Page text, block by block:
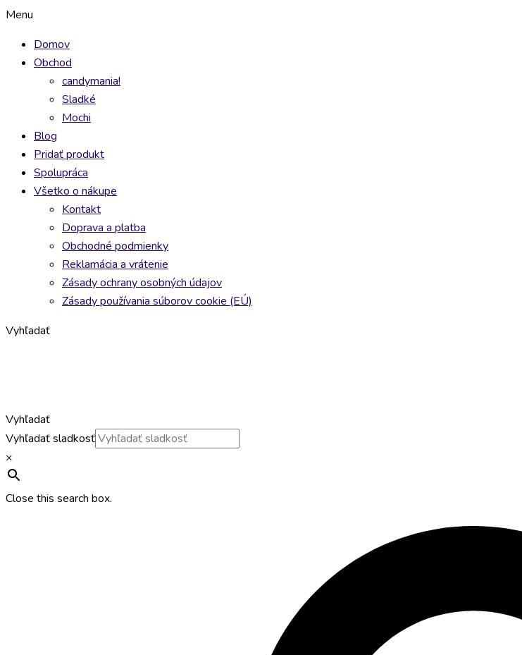
Preskočiť
obsah
Menu
Domov
Obchod
candymania!
Sladké
Mochi
Blog
Pridať produkt
Spolupráca
Všetko o nákupe
Kontakt
Doprava a platba
Obchodné podmienky
Reklamácia a vrátenie
Zásady ochrany osobných údajov
Zásady používania súborov cookie (EÚ)
Vyhľadať
Vyhľadať
Vyhľadať sladkosť
×
Close this search box.
Brain
Bitz
45g
Toxic
Nuclear
Sludge
Feastables
Chocolate
60g
Poppi
Pop
355ml